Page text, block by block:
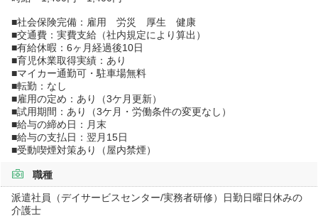
■社会保険完備：雇用 労災 厚生 健康
■交通費：実費支給（社内規定により算出）
■有給休暇：6ヶ月経過後10日
■育児休業取得実績：あり
■マイカー通勤可・駐車場無料
■転勤：なし
■雇用の定め：あり（3ケ月更新）
■試用期間：あり（3ケ月・労働条件の変更なし）
■給与の締め日：月末
■給与の支払日：翌月15日
■受動喫煙対策あり（屋内禁煙）
職種
派遣社員（デイサービスセンター/実務者研修）日勤日曜日休みの
介護士